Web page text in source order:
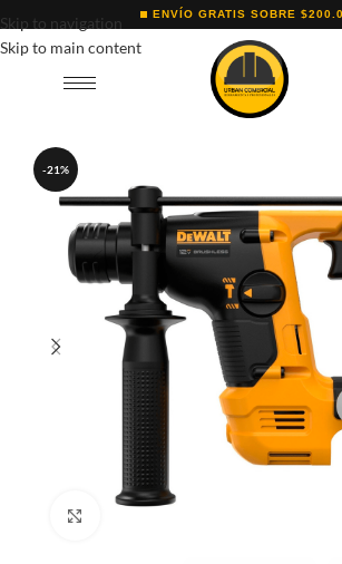
Skip to navigation
Skip to main content
ENVÍO GRATIS SOBRE
-21%